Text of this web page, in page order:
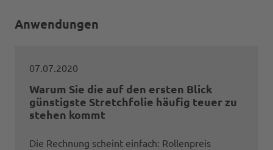
Anwendungen
07.07.2020
Warum Sie die auf den ersten Blick
günstigste Stretchfolie häufig teuer zu
stehen kommt
Die Rechnung scheint einfach: Rollenpreis